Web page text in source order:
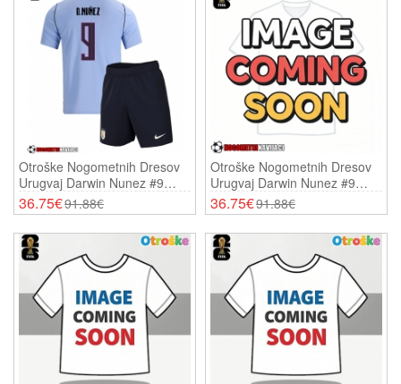
Otroške Nogometnih Dresov
Urugvaj Darwin Nunez #9
Domači SP 2026 Kratki
Rokavi (+ Hlače)
36.75€91.88€
Otroške Nogometnih Dresov
Urugvaj Darwin Nunez #9
Gostujoči SP 2026 Kratki
Rokavi (+ Hlače)
36.75€91.88€